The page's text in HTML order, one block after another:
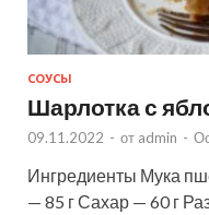
СОУСЫ
Шарлотка с
09.11.2022 - от admin -
Ингредиенты Мука
— 85 г Сахар — 60 г